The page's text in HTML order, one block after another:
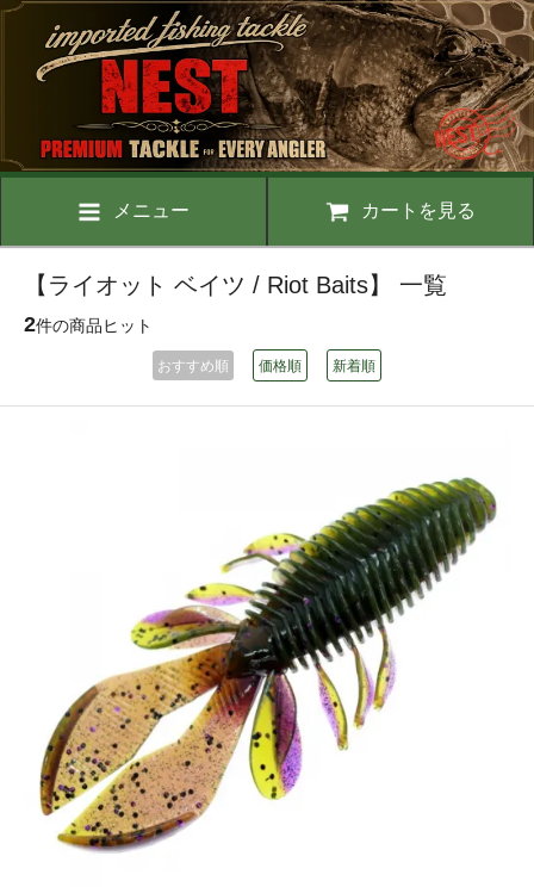
メニュー カートを見る
【ライオット ベイツ / Riot Baits】 一覧
2件の商品ヒット
おすすめ順 価格順 新着順